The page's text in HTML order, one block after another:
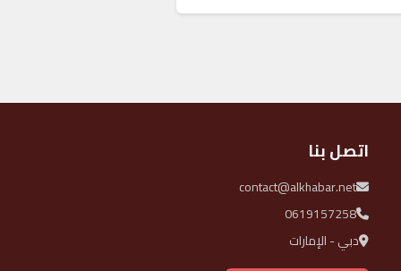
اتصل بنا
contact@alkhabar.net
0619157258
دبي - الإمارات